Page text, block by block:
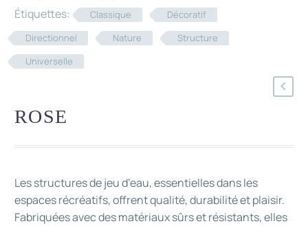
Étiquettes:
Classique
Décoratif
Directionnel
Nature
Structure
Universelle
ROSE
Les structures de jeu d’eau, essentielles dans les
espaces récréatifs, offrent qualité, durabilité et plaisir.
Fabriquées avec des matériaux sûrs et résistants, elles